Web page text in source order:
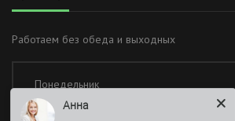
Работаем без обеда и выходных
Понедельник
ВторникАнна